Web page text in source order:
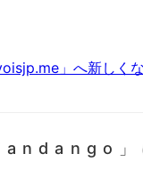
」へ新しく
」